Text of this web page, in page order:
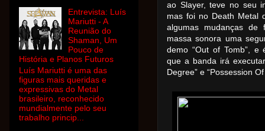
ao Slayer, teve no seu
mas foi no Death Metal
algumas mudanças de
massa sonora uma
demo “Out of Tomb”, e
que a banda irá
Degree” e “Possession
Entrevista: Luís
Mariutti - A
Reunião do
Shaman, Um
Pouco de
História e Planos Futuros
Luís Mariutti é uma das
figuras mais queridas e
expressivas do Metal
brasileiro, reconhecido
mundialmente pelo seu
trabalho princip...